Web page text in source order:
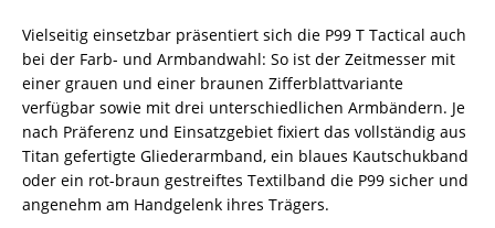
Vielseitig einsetzbar präsentiert sich die P99 T Tactical auch
bei der Farb- und Armbandwahl: So ist der Zeitmesser mit
einer grauen und einer braunen Zifferblattvariante
verfügbar sowie mit drei unterschiedlichen Armbändern. Je
nach Präferenz und Einsatzgebiet fixiert das vollständig aus
Titan gefertigte Gliederarmband, ein blaues Kautschukband
oder ein rot-braun gestreiftes Textilband die P99 sicher und
angenehm am Handgelenk ihres Trägers.